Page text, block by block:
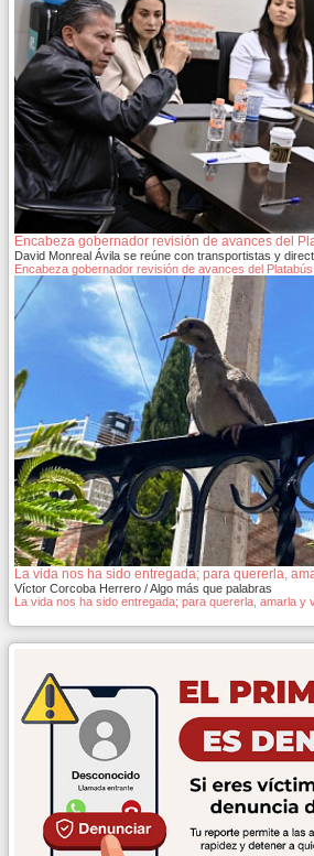
Encabeza gobernador revisión de avances del
David Monreal Ávila se reúne con transportistas y
Encabeza gobernador revisión de avances del Platabús
La vida nos ha sido entregada; para quererla,
Víctor Corcoba Herrero / Algo más que palabras
La vida nos ha sido entregada; para quererla, amarla y